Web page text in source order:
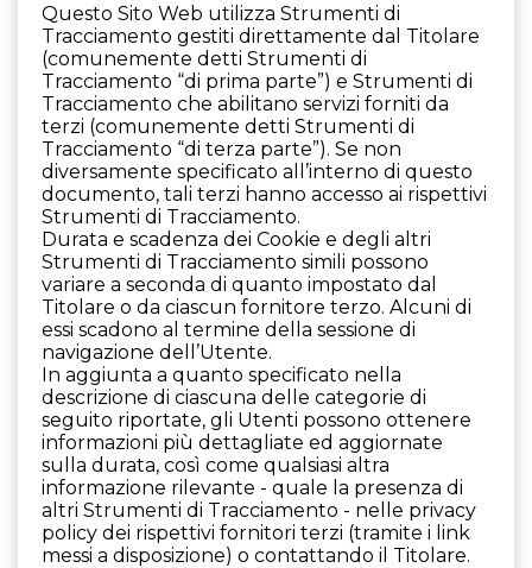
Questo Sito Web utilizza Strumenti di
Tracciamento gestiti direttamente dal Titolare
(comunemente detti Strumenti di
Tracciamento “di prima parte”) e Strumenti di
Tracciamento che abilitano servizi forniti da
terzi (comunemente detti Strumenti di
Tracciamento “di terza parte”). Se non
diversamente specificato all’interno di questo
documento, tali terzi hanno accesso ai rispettivi
Strumenti di Tracciamento.
Durata e scadenza dei Cookie e degli altri
Strumenti di Tracciamento simili possono
variare a seconda di quanto impostato dal
Titolare o da ciascun fornitore terzo. Alcuni di
essi scadono al termine della sessione di
navigazione dell’Utente.
In aggiunta a quanto specificato nella
descrizione di ciascuna delle categorie di
seguito riportate, gli Utenti possono ottenere
informazioni più dettagliate ed aggiornate
sulla durata, così come qualsiasi altra
informazione rilevante - quale la presenza di
altri Strumenti di Tracciamento - nelle privacy
policy dei rispettivi fornitori terzi (tramite i link
messi a disposizione) o contattando il Titolare.